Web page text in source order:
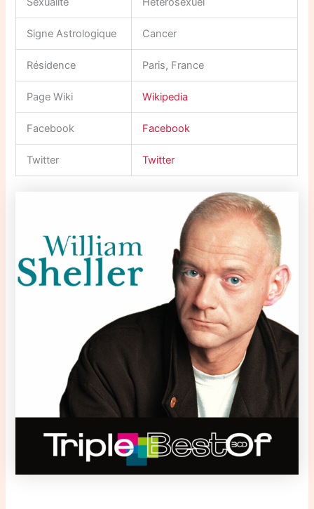
Signe Astrologique Cancer
Résidence Paris, France
Page Wiki Wikipedia
Facebook Facebook
Twitter Twitter